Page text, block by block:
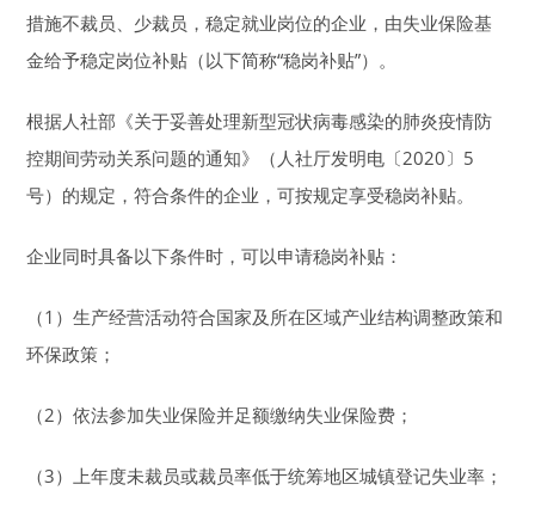
措施不裁员、少裁员，稳定就业岗位的企业，由失业保险基
金给予稳定岗位补贴（以下简称“稳岗补贴”）。
根据人社部《关于妥善处理新型冠状病毒感染的肺炎疫情防
控期间劳动关系问题的通知》（人社厅发明电〔2020〕5
号）的规定，符合条件的企业，可按规定享受稳岗补贴。
企业同时具备以下条件时，可以申请稳岗补贴：
（1）生产经营活动符合国家及所在区域产业结构调整政策和
环保政策；
（2）依法参加失业保险并足额缴纳失业保险费；
（3）上年度未裁员或裁员率低于统筹地区城镇登记失业率；